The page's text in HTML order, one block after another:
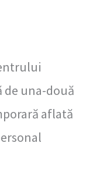
de una-două
aflată